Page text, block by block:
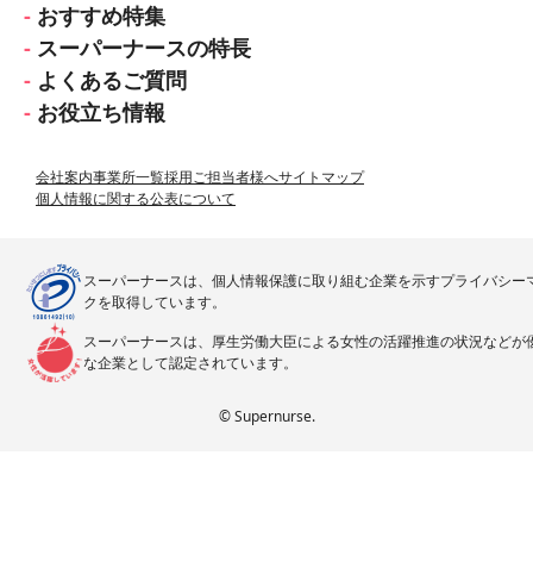
おすすめ特集
スーパーナースの特長
よくあるご質問
お役立ち情報
会社案内事業所一覧採用ご担当者様へサイトマップ
個人情報に関する公表について
スーパーナースは、個人情報保護に取り組む企業を示すプライバシー
クを取得しています。
スーパーナースは、厚生労働大臣による女性の活躍推進の状況などが
な企業として認定されています。
© Supernurse.